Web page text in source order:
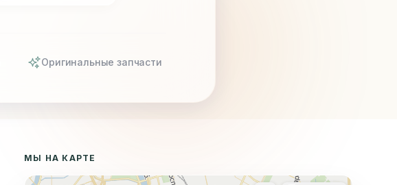
Оригинальные запчасти
МЫ НА КАРТЕ